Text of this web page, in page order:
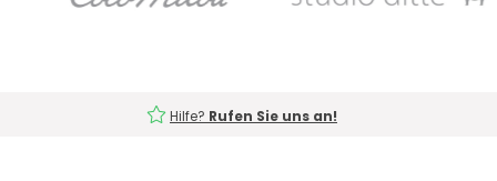
Hilfe? Rufen Sie uns an!